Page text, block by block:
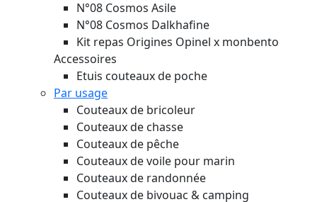
N°08 Cosmos Asile
N°08 Cosmos Dalkhafine
Kit repas Origines Opinel x monbento
Accessoires
Etuis couteaux de poche
Par usage
Couteaux de bricoleur
Couteaux de chasse
Couteaux de pêche
Couteaux de voile pour marin
Couteaux de randonnée
Couteaux de bivouac & camping